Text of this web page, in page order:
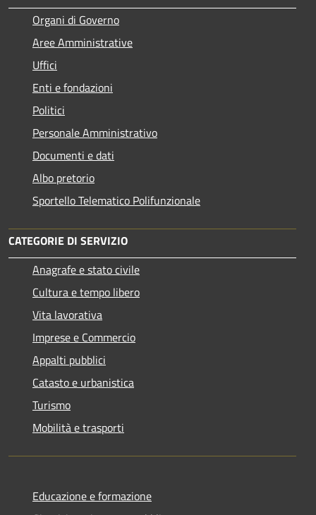
Organi di Governo
Aree Amministrative
Uffici
Enti e fondazioni
Politici
Personale Amministrativo
Documenti e dati
Albo pretorio
Sportello Telematico Polifunzionale
CATEGORIE DI SERVIZIO
Anagrafe e stato civile
Cultura e tempo libero
Vita lavorativa
Imprese e Commercio
Appalti pubblici
Catasto e urbanistica
Turismo
Mobilità e trasporti
Educazione e formazione